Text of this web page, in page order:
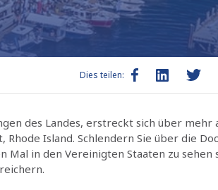
Dies teilen:
des Landes, erstreckt sich über mehr
Island. Schlendern Sie über die
in den Vereinigten Staaten zu sehen